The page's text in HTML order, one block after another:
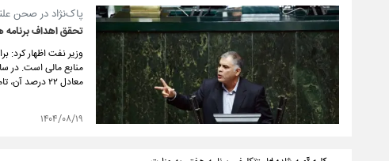
پاک‌نژاد در صحن
تحقق اهداف برنامه هفتم نیازمند
معادل ۲۲ درصد آن، تامین شد.
۱۴۰۴/۰۸/۱۹